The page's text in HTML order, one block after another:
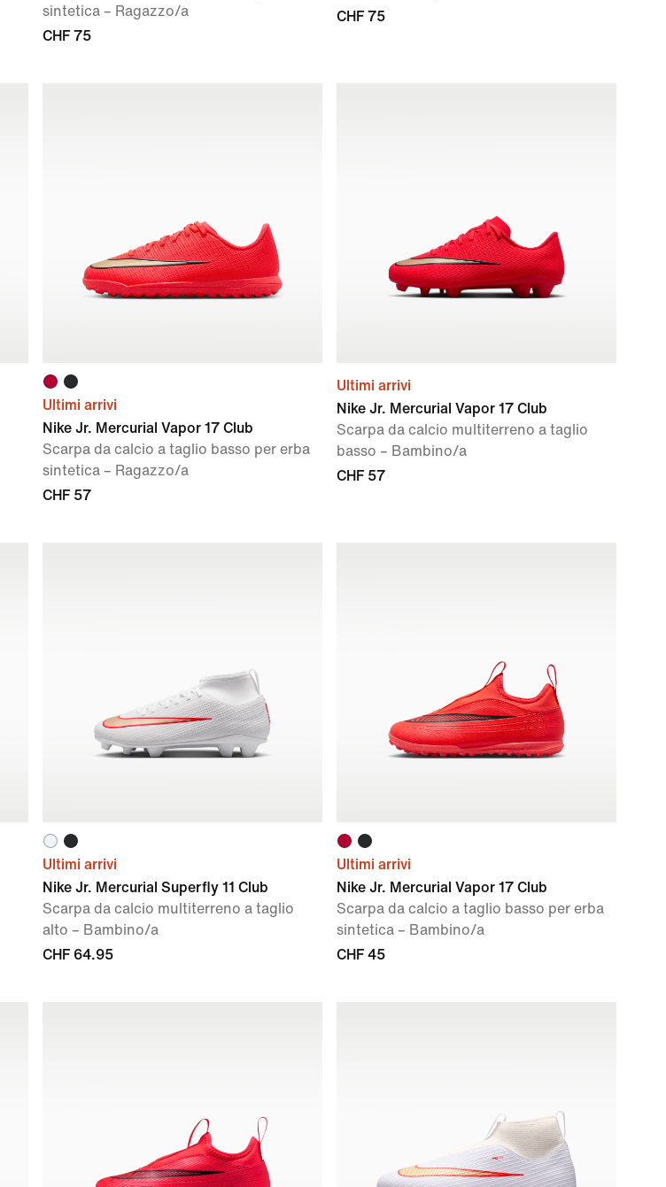
sintetica – Ragazzo/a
CHF 75
CHF 75
Ultimi arrivi
Nike Jr. Mercurial Vapor 17 Club
Scarpa da calcio a taglio basso per erba
sintetica – Ragazzo/a
CHF 57
Ultimi arrivi
Nike Jr. Mercurial Vapor 17 Club
Scarpa da calcio multiterreno a taglio
basso – Bambino/a
CHF 57
Ultimi arrivi
Nike Jr. Mercurial Superfly 11 Club
Scarpa da calcio multiterreno a taglio
alto – Bambino/a
CHF 64.95
Ultimi arrivi
Nike Jr. Mercurial Vapor 17 Club
Scarpa da calcio a taglio basso per erba
sintetica – Bambino/a
CHF 45